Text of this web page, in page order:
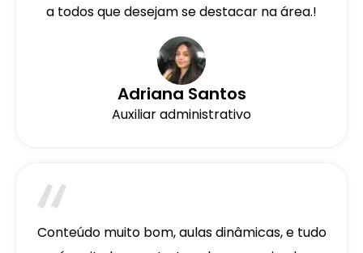
a todos que desejam se destacar na área.!
Adriana Santos
Auxiliar administrativo
Conteúdo muito bom, aulas dinâmicas, e tudo